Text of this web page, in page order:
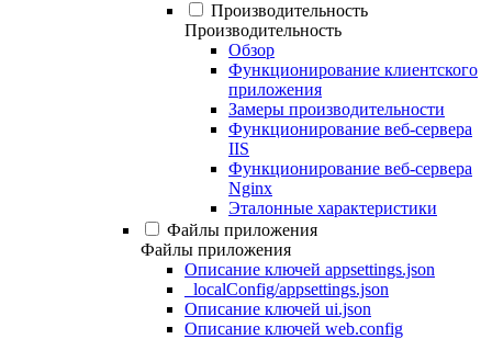
Производительность
Производительность
Обзор
Функционирование клиентского
приложения
Замеры производительности
Функционирование веб-сервера
IIS
Функционирование веб-сервера
Nginx
Эталонные характеристики
Файлы приложения
Файлы приложения
Описание ключей appsettings.json
_localConfig/appsettings.json
Описание ключей ui.json
Описание ключей web.config